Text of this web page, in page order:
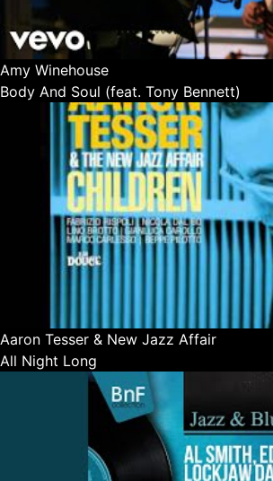
Amy Winehouse
Body And Soul (feat. Tony Bennett)
Aaron Tesser & New Jazz Affair
All Night Long